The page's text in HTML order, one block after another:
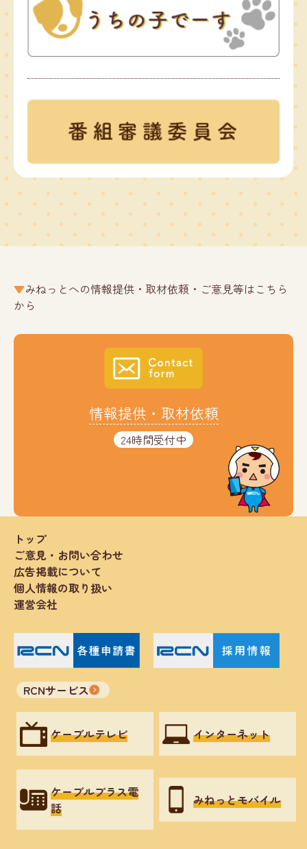
みねっとへの情報提供・取材依頼・ご意見等はこちら
から
情報提供・取材依頼
24時間受付中
トップ
ご意見・お問い合わせ
広告掲載について
個人情報の取り扱い
運営会社
RCNサービス
ケーブルテレビ インターネット
ケーブルプラス電
話
みねっとモバイル